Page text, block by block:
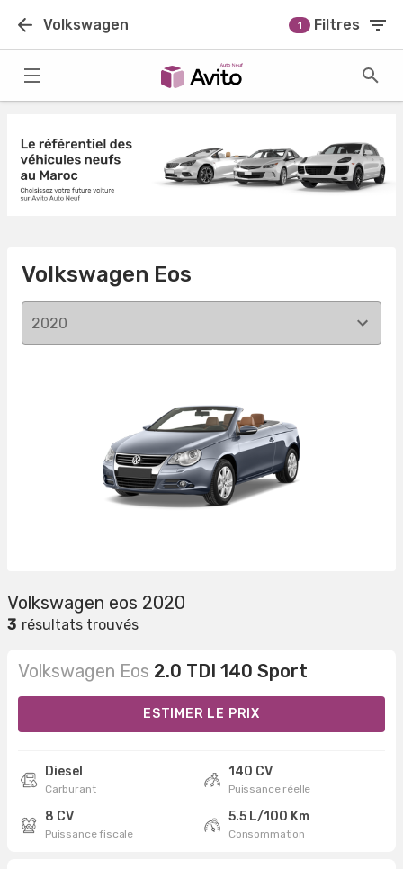
Volkswagen 1 Filtres
Volkswagen Eos
2020
Volkswagen eos 2020
3 résultats trouvés
Volkswagen Eos 2.0 TDI 140 Sport
ESTIMER LE PRIX
Diesel
Carburant
140 CV
Puissance réelle
8 CV
Puissance fiscale
5.5 L/100 Km
Consommation